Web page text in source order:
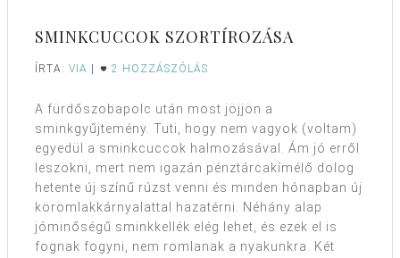
SMINKCUCCOK SZORTÍROZÁSA
ÍRTA: VIA 2 HOZZÁSZÓLÁS
A fürdőszobapolc után most jöjjön a
sminkgyűjtemény. Tuti, hogy nem vagyok (voltam)
egyedül a sminkcuccok halmozásával. Ám jó erről
leszokni, mert nem igazán pénztárcakímélő dolog
hetente új színű rúzst venni és minden hónapban új
körömlakkárnyalattal hazatérni. Néhány alap
jóminőségű sminkkellék elég lehet, és ezek el is
fognak fogyni, nem romlanak a nyakunkra. Két